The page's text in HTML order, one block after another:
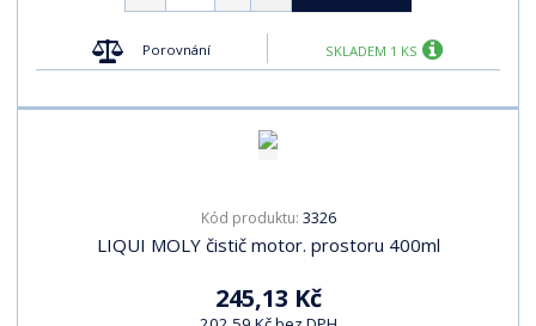
Porovnání SKLADEM 1 KS
Kód produktu: 3326
LIQUI MOLY čistič motor. prostoru 400ml
245,13 Kč